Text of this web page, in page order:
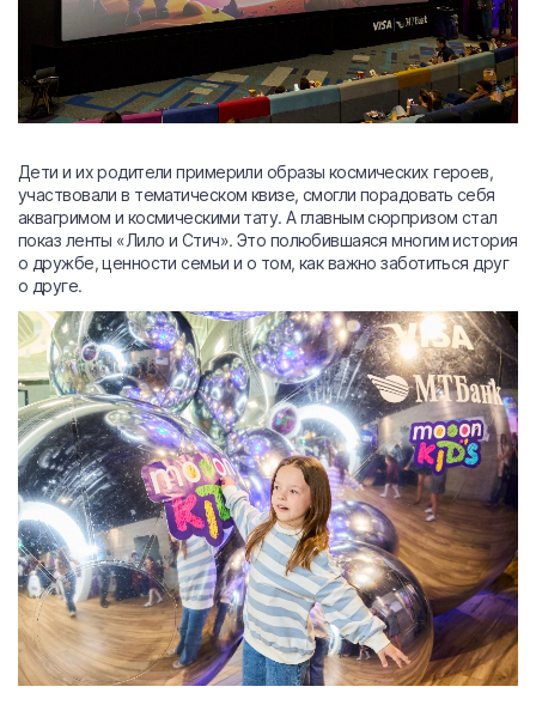
Дети и их родители примерили образы космических героев,
участвовали в тематическом квизе, смогли порадовать себя
аквагримом и космическими тату. А главным сюрпризом стал
показ ленты «Лило и Стич». Это полюбившаяся многим история
о дружбе, ценности семьи и о том, как важно заботиться друг
о друге.